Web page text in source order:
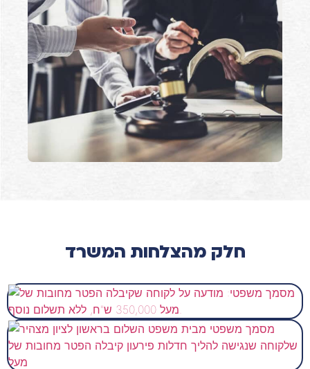
חלק מהצלחות המשרד